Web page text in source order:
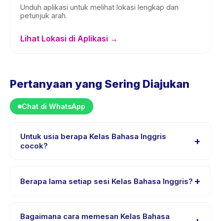
Unduh aplikasi untuk melihat lokasi lengkap dan
petunjuk arah.
Lihat Lokasi di Aplikasi →
Pertanyaan yang Sering Diajukan
Chat di WhatsApp
Untuk usia berapa Kelas Bahasa Inggris
cocok?
+
sampai 18 tahun. Instruktur menyesuaikan program
untuk berbagai tingkat kemampuan dalam rentang usia
Berapa lama setiap sesi Kelas Bahasa Inggris? +
90 menit. Datang 10 menit lebih awal untuk proses
Bagaimana cara memesan Kelas Bahasa